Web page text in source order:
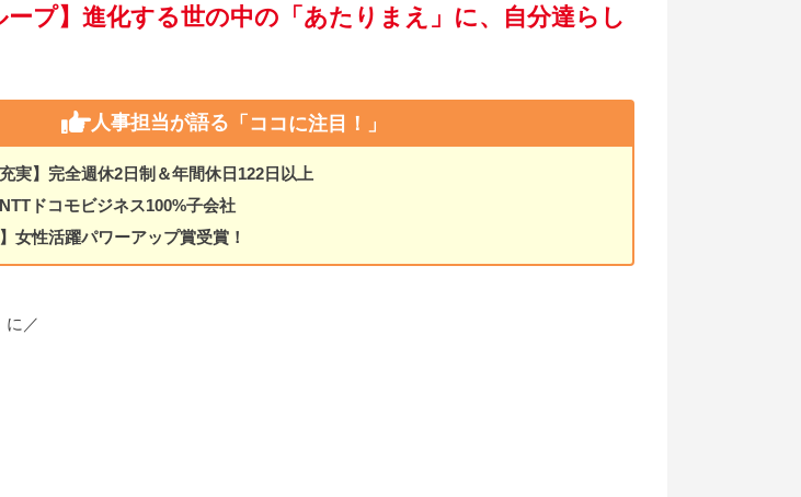
ープ】進化する世の中の「あたりまえ」に、自分達らし
人事担当が語る 「ココに注目！」
実】完全週休2日制＆年間休日122日以上
ドコモビジネス100%子会社
女性活躍パワーアップ賞受賞！
に／